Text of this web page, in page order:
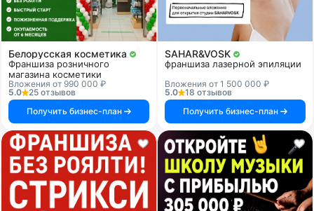
Белорусская косметика
Франшиза розничного
магазина косметики
Вложения от 990 000 ₽
5.0
25 отзывов
Получить бизнес-план
SAHAR&VOSK
франшиза лазерной эпиляции
Вложения от 1 500 000 ₽
5.0
18 отзывов
Получить бизнес-план